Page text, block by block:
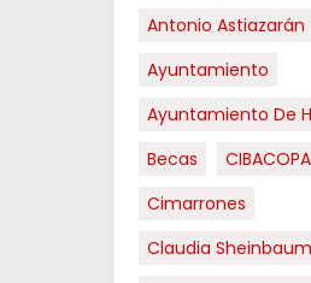
Antonio Astiazarán
Ayuntamiento
Ayuntamiento De
Becas
CIBACOPA
Cimarrones
Claudia Sheinbaum